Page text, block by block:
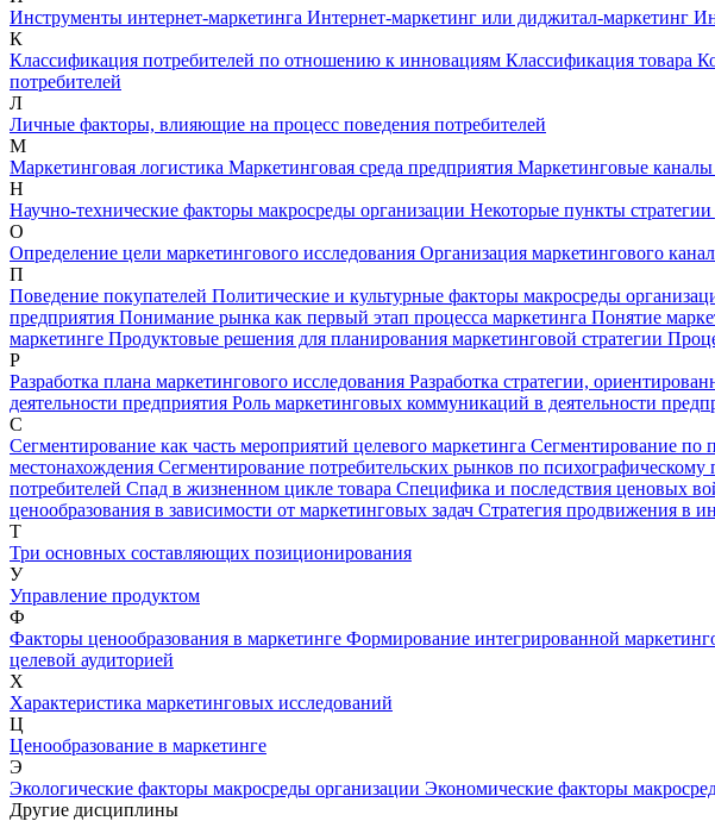
Инструменты интернет-маркетинга Интернет-маркетинг или диджитал-маркетинг
К
Классификация потребителей по отношению к инновациям Классификация товара
потребителей
Л
Личные факторы, влияющие на процесс поведения потребителей
М
Маркетинговая логистика Маркетинговая среда предприятия Маркетинговые каналы
Н
Научно-технические факторы макросреды организации Некоторые пункты
О
Определение цели маркетингового исследования Организация маркетингового
П
Поведение покупателей Политические и культурные факторы макросреды
предприятия Понимание рынка как первый этап процесса маркетинга Понятие
маркетинге Продуктовые решения для планирования маркетинговой стратегии
Р
Разработка плана маркетингового исследования Разработка стратегии,
деятельности предприятия Роль маркетинговых коммуникаций в деятельности
С
Сегментирование как часть мероприятий целевого маркетинга Сегментирование по
местонахождения Сегментирование потребительских рынков по психографическому
потребителей Спад в жизненном цикле товара Специфика и последствия ценовых
ценообразования в зависимости от маркетинговых задач Стратегия продвижения в
Т
Три основных составляющих позиционирования
У
Управление продуктом
Ф
Факторы ценообразования в маркетинге Формирование интегрированной
целевой аудиторией
Х
Характеристика маркетинговых исследований
Ц
Ценообразование в маркетинге
Э
Экологические факторы макросреды организации Экономические факторы
Другие дисциплины